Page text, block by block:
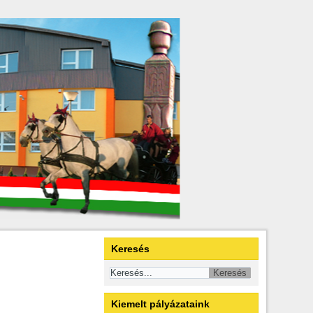
Keresés
Kiemelt pályázataink